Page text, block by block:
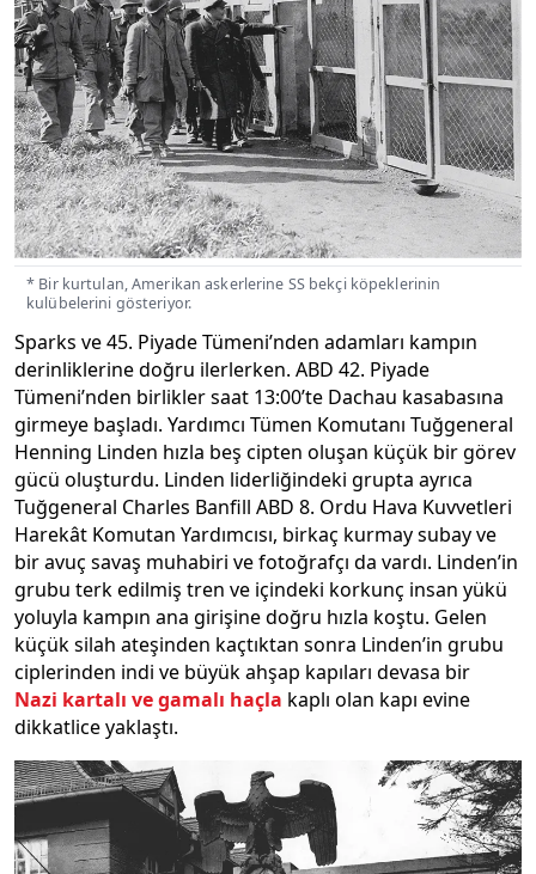
* Bir kurtulan, Amerikan askerlerine SS bekçi köpeklerinin
kulübelerini gösteriyor.
Sparks ve 45. Piyade Tümeni’nden adamları kampın
derinliklerine doğru ilerlerken. ABD 42. Piyade
Tümeni’nden birlikler saat 13:00’te Dachau kasabasına
girmeye başladı. Yardımcı Tümen Komutanı Tuğgeneral
Henning Linden hızla beş cipten oluşan küçük bir görev
gücü oluşturdu. Linden liderliğindeki grupta ayrıca
Tuğgeneral Charles Banfill ABD 8. Ordu Hava Kuvvetleri
Harekât Komutan Yardımcısı, birkaç kurmay subay ve
bir avuç savaş muhabiri ve fotoğrafçı da vardı. Linden’in
grubu terk edilmiş tren ve içindeki korkunç insan yükü
yoluyla kampın ana girişine doğru hızla koştu. Gelen
küçük silah ateşinden kaçtıktan sonra Linden’in grubu
ciplerinden indi ve büyük ahşap kapıları devasa bir
Nazi kartalı ve gamalı haçla kaplı olan kapı evine
dikkatlice yaklaştı.